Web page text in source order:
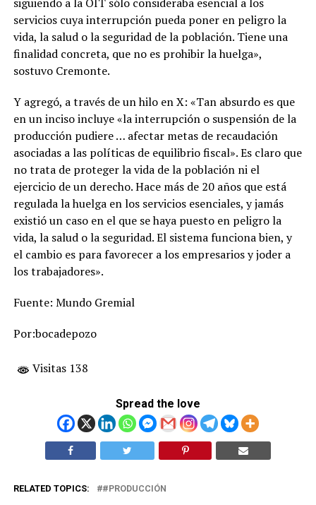
servicios cuya interrupción pueda poner en peligro la
vida, la salud o la seguridad de la población. Tiene una
finalidad concreta, que no es prohibir la huelga»,
sostuvo Cremonte.
Y agregó, a través de un hilo en X: «Tan absurdo es que
en un inciso incluye «la interrupción o suspensión de la
producción pudiere … afectar metas de recaudación
asociadas a las políticas de equilibrio fiscal». Es claro que
no trata de proteger la vida de la población ni el
ejercicio de un derecho. Hace más de 20 años que está
regulada la huelga en los servicios esenciales, y jamás
existió un caso en el que se haya puesto en peligro la
vida, la salud o la seguridad. El sistema funciona bien, y
el cambio es para favorecer a los empresarios y joder a
los trabajadores».
Fuente: Mundo Gremial
Por:bocadepozo
Visitas 138
Spread the love
RELATED TOPICS: #PRODUCCIÓN